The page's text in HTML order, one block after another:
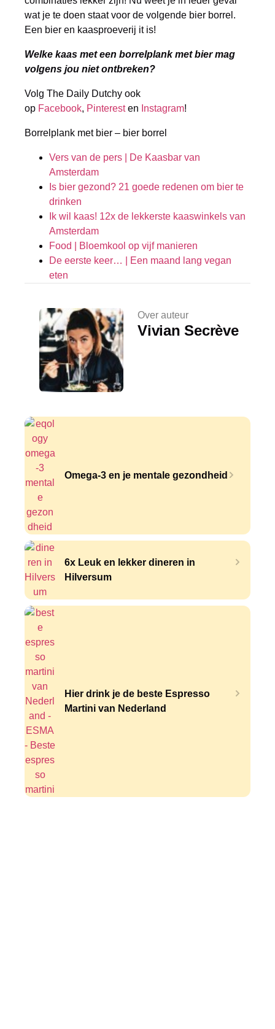
wat je te doen staat voor de volgende bier borrel.
Een bier en kaasproeverij it is!
Welke kaas met een borrelplank met bier mag
volgens jou niet ontbreken?
Volg The Daily Dutchy ook
op Facebook, Pinteresten Instagram!
Borrelplank met bier – bier borrel
Vers van de pers | De Kaasbar van
Amsterdam
Is bier gezond? 21 goede redenen om bier te
drinken
Ik wil kaas! 12x de lekkerste kaaswinkels van
Amsterdam
Food | Bloemkool op vijf manieren
De eerste keer… | Een maand lang vegan
eten
Over auteur
Vivian Secrève
Omega-3 en je mentale gezondheid
6x Leuk en lekker dineren in
Hilversum
Hier drink je de beste Espresso
Martini van Nederland